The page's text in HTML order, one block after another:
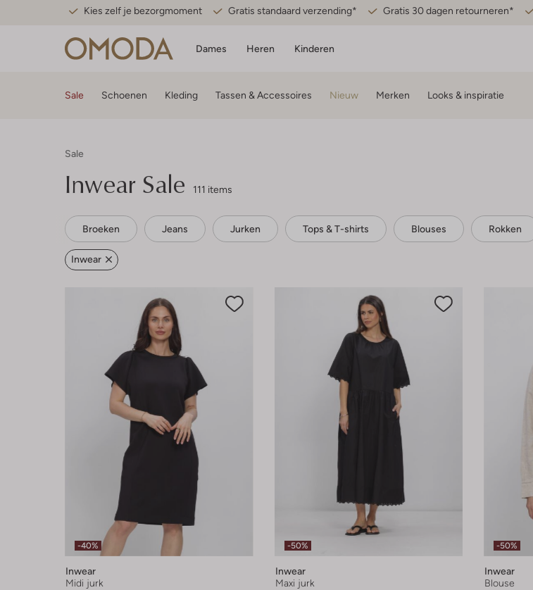
Kies zelf je bezorgmoment Gratis standaard verzending* Gratis 30 dagen retourneren*
Dames Heren Kinderen
Sale Schoenen Kleding Tassen & Accessoires Nieuw Merken Looks & inspiratie
Sale
Inwear Sale 111 items
Broeken Jeans Jurken Tops & T-shirts Blouses Rokken
Inwear
-40%
Inwear
Midi jurk
-50%
Inwear
Maxi jurk
-50%
Inwear
Blouse